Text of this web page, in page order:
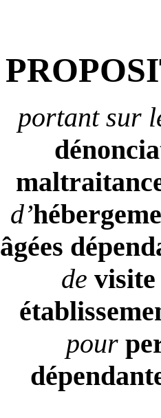
portant sur
d’
âgées
de visite
pour